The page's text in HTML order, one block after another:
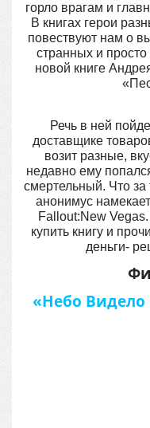
горло врагам и
В книгах герои
повествуют нам о
странных и
новой книге
Речь в ней
доставщике
возит разные,
недавно ему
смертельный. Что за
анонимус
Fallout:New
купить книгу и
деньги-
«Небо Видело